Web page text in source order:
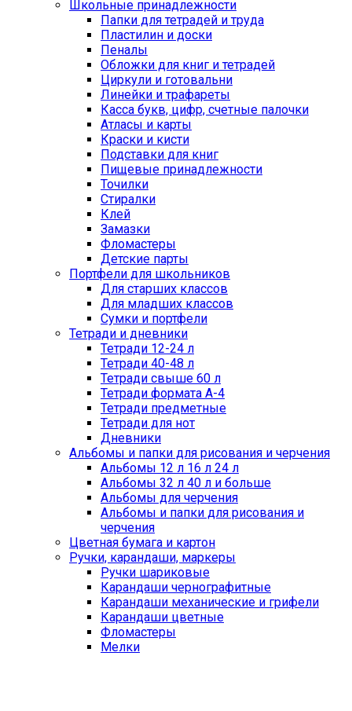
Школьные принадлежности
Папки для тетрадей и труда
Пластилин и доски
Пеналы
Обложки для книг и тетрадей
Циркули и готовальни
Линейки и трафареты
Касса букв, цифр, счетные палочки
Атласы и карты
Краски и кисти
Подставки для книг
Пищевые принадлежности
Точилки
Стиралки
Клей
Замазки
Фломастеры
Детские парты
Портфели для школьников
Для старших классов
Для младших классов
Сумки и портфели
Тетради и дневники
Тетради 12-24 л
Тетради 40-48 л
Тетради свыше 60 л
Тетради формата А-4
Тетради предметные
Тетради для нот
Дневники
Альбомы и папки для рисования и черчения
Альбомы 12 л 16 л 24 л
Альбомы 32 л 40 л и больше
Альбомы для черчения
Альбомы и папки для рисования и
черчения
Цветная бумага и картон
Ручки, карандаши, маркеры
Ручки шариковые
Карандаши чернографитные
Карандаши механические и грифели
Карандаши цветные
Фломастеры
Мелки